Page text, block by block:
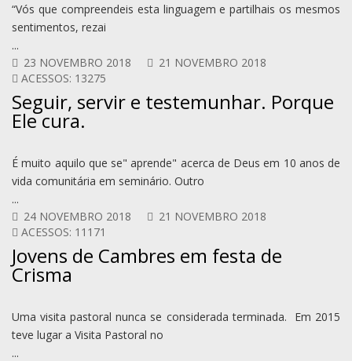
“Vós que compreendeis esta linguagem e partilhais os mesmos
sentimentos, rezai
...
23 NOVEMBRO 2018
21 NOVEMBRO 2018
ACESSOS: 13275
Seguir, servir e testemunhar. Porque
Ele cura.
É muito aquilo que se" aprende" acerca de Deus em 10 anos de
vida comunitária em seminário. Outro
...
24 NOVEMBRO 2018
21 NOVEMBRO 2018
ACESSOS: 11171
Jovens de Cambres em festa de
Crisma
Uma visita pastoral nunca se considerada terminada. Em 2015
teve lugar a Visita Pastoral no
...